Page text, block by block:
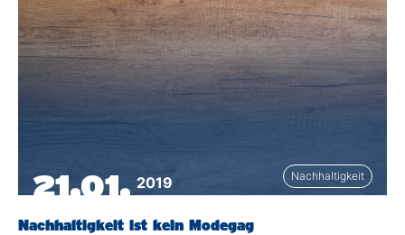
21.01. 2019 Nachhaltigkeit
Nachhaltigkeit ist kein Modegag